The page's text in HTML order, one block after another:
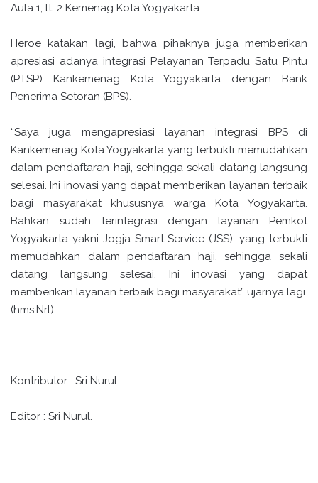
Aula 1, lt. 2 Kemenag Kota Yogyakarta.
Heroe katakan lagi, bahwa pihaknya juga memberikan
apresiasi adanya integrasi Pelayanan Terpadu Satu Pintu
(PTSP) Kankemenag Kota Yogyakarta dengan Bank
Penerima Setoran (BPS).
“Saya juga mengapresiasi layanan integrasi BPS di
Kankemenag Kota Yogyakarta yang terbukti memudahkan
dalam pendaftaran haji, sehingga sekali datang langsung
selesai. Ini inovasi yang dapat memberikan layanan terbaik
bagi masyarakat khususnya warga Kota Yogyakarta.
Bahkan sudah terintegrasi dengan layanan Pemkot
Yogyakarta yakni Jogja Smart Service (JSS), yang terbukti
memudahkan dalam pendaftaran haji, sehingga sekali
datang langsung selesai. Ini inovasi yang dapat
memberikan layanan terbaik bagi masyarakat” ujarnya lagi.
(hms.Nrl).
Kontributor : Sri Nurul.
Editor : Sri Nurul.